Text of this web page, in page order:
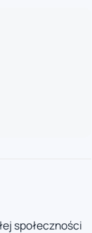
społeczności